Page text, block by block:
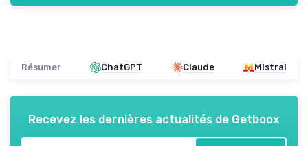
Résumer ChatGPT Claude Mistral
Recevez les dernières actualités de Getboox